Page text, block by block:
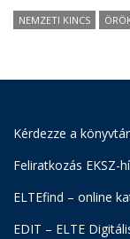
NEMZETI KINCS
Kérdezze a
Feliratkozás EKSZ-
ELTEfind – online
EDIT – ELTE